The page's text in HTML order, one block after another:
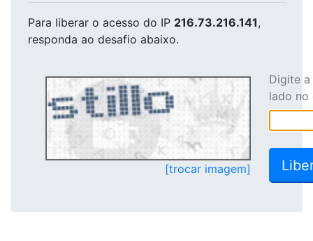
Para liberar o acesso do IP 216.73.216.141,
responda ao desafio abaixo.
[trocar imagem]
Digite
lado no